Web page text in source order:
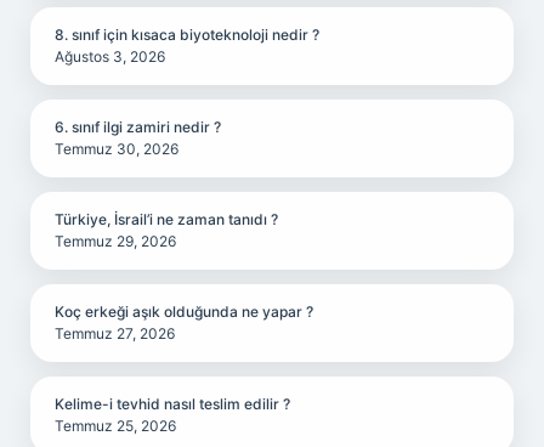
8. sınıf için kısaca biyoteknoloji nedir ?
Ağustos 3, 2026
6. sınıf ilgi zamiri nedir ?
Temmuz 30, 2026
Türkiye, İsrail’i ne zaman tanıdı ?
Temmuz 29, 2026
Koç erkeği aşık olduğunda ne yapar ?
Temmuz 27, 2026
Kelime-i tevhid nasıl teslim edilir ?
Temmuz 25, 2026